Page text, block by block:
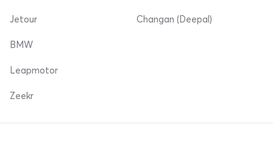
Jetour Changan (Deepal)
BMW
Leapmotor
Zeekr